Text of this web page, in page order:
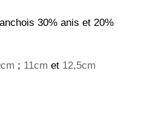
30% anis et 20%
; 11cm et 12,5cm